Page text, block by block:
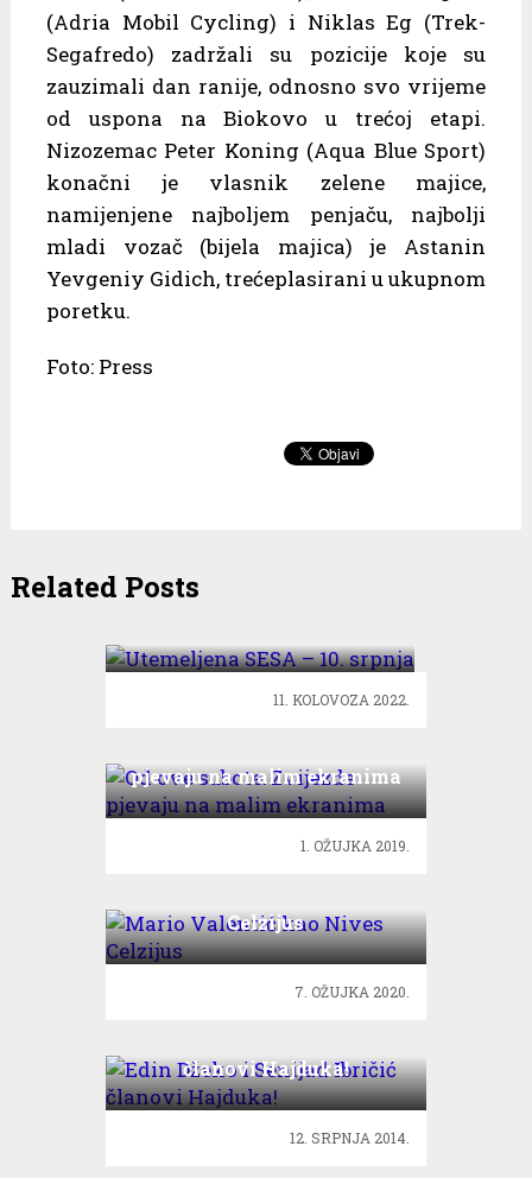
(Adria Mobil Cycling) i Niklas Eg (Trek-
Segafredo) zadržali su pozicije koje su
zauzimali dan ranije, odnosno svo vrijeme
od uspona na Biokovo u trećoj etapi.
Nizozemac Peter Koning (Aqua Blue Sport)
konačni je vlasnik zelene majice,
namijenjene najboljem penjaču, najbolji
mladi vozač (bijela majica) je Astanin
Yevgeniy Gidich, trećeplasirani u ukupnom
poretku.
Foto: Press
Related PostsUtemeljena SESA – 10.
11. KOLOVOZA 2022.
pjevaju na malim ekranima
1. OŽUJKA 2019.
Celzijus
7. OŽUJKA 2020.
članovi Hajduka!
12. SRPNJA 2014.